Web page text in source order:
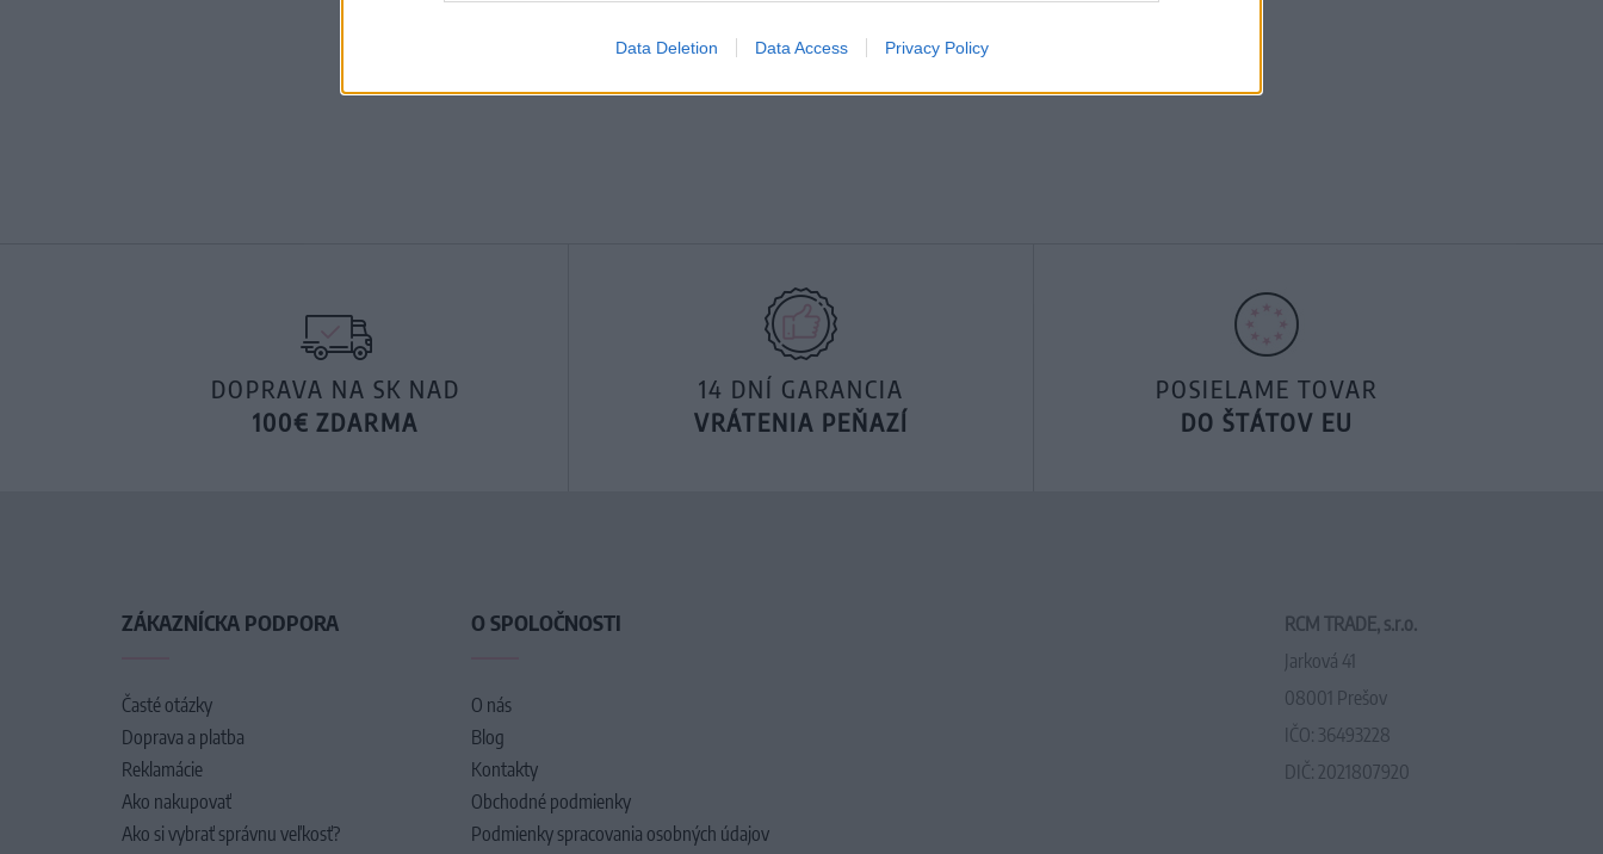
Data Deletion Data Access Privacy Policy
DOPRAVA NA SK NAD
100€ ZDARMA
14 DNÍ GARANCIA
VRÁTENIA PEŇAZÍ
POSIELAME TOVAR
DO ŠTÁTOV EU
ZÁKAZNÍCKA PODPORA
Časté otázky
Doprava a platba
Reklamácie
Ako nakupovať
Ako si vybrať správnu veľkosť?
O SPOLOČNOSTI
O nás
Blog
Kontakty
Obchodné podmienky
Podmienky spracovania osobných údajov
RCM TRADE, s.r.o.
Jarková 41
08001 Prešov
IČO: 36493228
DIČ: 2021807920